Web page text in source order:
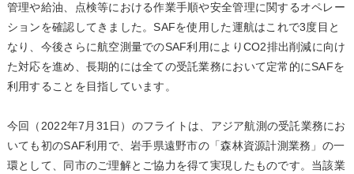
管理や給油、点検等における作業手順や安全管理に関するオペレー
ションを確認してきました。SAFを使用した運航はこれで3度目と
なり、今後さらに航空測量でのSAF利用によりCO2排出削減に向け
た対応を進め、長期的には全ての受託業務において定常的にSAFを
利用することを目指しています。
今回（2022年7月31日）のフライトは、アジア航測の受託業務にお
いても初のSAF利用で、岩手県遠野市の「森林資源計測業務」の一
環として、同市のご理解とご協力を得て実現したものです。当該業